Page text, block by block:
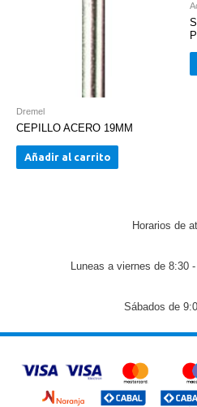
Dremel
CEPILLO ACERO 19MM
Añadir al carrito
Horarios de
Luneas a viernes de 8:30
Sábados de